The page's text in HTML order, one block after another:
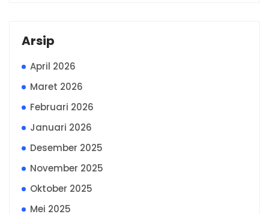
Arsip
April 2026
Maret 2026
Februari 2026
Januari 2026
Desember 2025
November 2025
Oktober 2025
Mei 2025